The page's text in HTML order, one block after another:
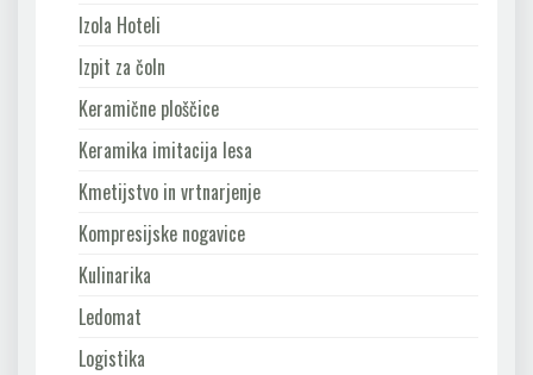
Izola Hoteli
Izpit za čoln
Keramične ploščice
Keramika imitacija lesa
Kmetijstvo in vrtnarjenje
Kompresijske nogavice
Kulinarika
Ledomat
Logistika